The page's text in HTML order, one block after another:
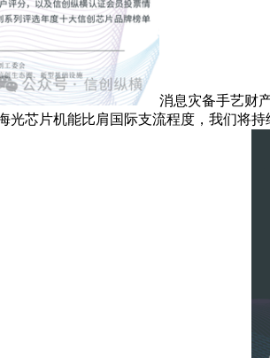
消息灾备手艺财
芯片机能比肩国际支流程度，我们将